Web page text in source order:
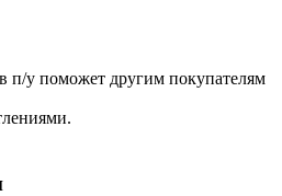
п/у поможет другим покупателям